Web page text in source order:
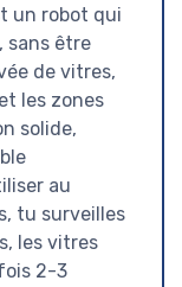
un robot qui
sans être
de vitres,
les zones
solide,
au
tu surveilles
les vitres
2-3